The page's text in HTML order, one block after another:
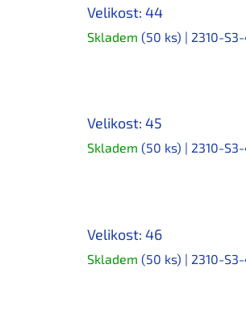
Velikost: 44
Skladem (50 ks) | 2310-
Velikost: 45
Skladem (50 ks) | 2310-
Velikost: 46
Skladem (50 ks) | 2310-